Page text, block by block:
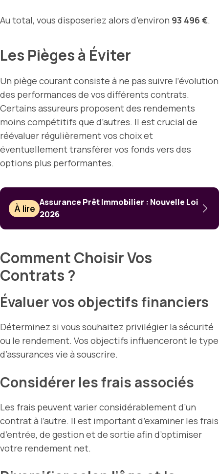
Au total, vous disposeriez alors d’environ 93 496 €.
Les Pièges à Éviter
Un piège courant consiste à ne pas suivre l’évolution
des performances de vos différents contrats.
Certains assureurs proposent des rendements
moins compétitifs que d’autres. Il est crucial de
réévaluer régulièrement vos choix et
éventuellement transférer vos fonds vers des
options plus performantes.
À lire
Assurance Prêt Immobilier : Nouvelle Loi
2026
Comment Choisir Vos
Contrats ?
Évaluer vos objectifs financiers
Déterminez si vous souhaitez privilégier la sécurité
ou le rendement. Vos objectifs influenceront le type
d’assurances vie à souscrire.
Considérer les frais associés
Les frais peuvent varier considérablement d’un
contrat à l’autre. Il est important d’examiner les frais
d’entrée, de gestion et de sortie afin d’optimiser
votre rendement net.